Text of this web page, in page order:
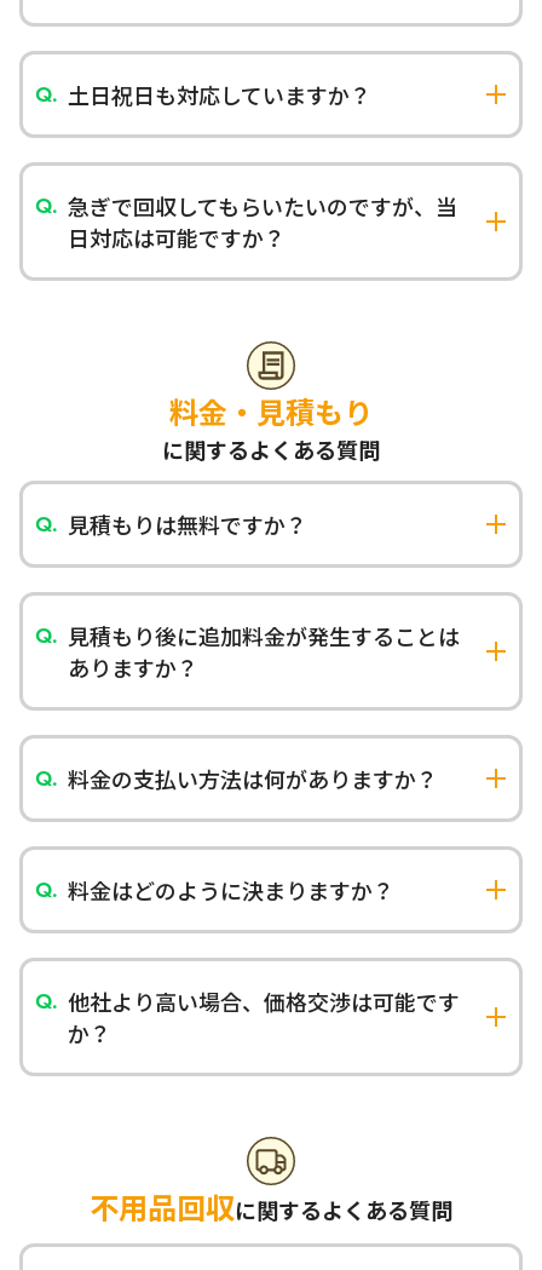
沖縄本島の全域を対応しております。即日で現場
に駆けつけることができる地域につきましては対
応エリアを限定しています。その他の地域につい
てはご相談ください。
土日祝日も対応していますか？
はい、土日祝日も営業しております。21時まで受
け付けており、年末年始を除き、年中無休で対応
いたします。
急ぎで回収してもらいたいのですが、当
日対応は可能ですか？
はい、最短即日対応可能です。急な引越し・退
お電話でご相談ください。
料金・見積もり
に関するよくある質問
見積もりは無料ですか？
はい、お見積もりは完全無料です。出張費も一切
かかりません。
見積もり後に追加料金が発生することは
ありますか？
基本的にありません。事前にご提示したお見積も
り金額がすべてです。作業内容に変更がない限り、
見積もり後の追加料金は一切発生いたしません。
料金の支払い方法は何がありますか？
現金、各種クレジットカード、銀行振込に対応し
ております。法人のお客様は請求書払いも可能で
す。
料金はどのように決まりますか？
回収する不用品の量、種類、作業時間、階段作業
の有無、搬出の難易度などを総合的に判断して料
金を算出いたします。軽トラプランは14,800円
～、2tトラックプランは39,800円～となっており
ます。
他社より高い場合、価格交渉は可能です
か？
他社様のお見積もり内容を確認させていただき、
しておりますので、お気軽にご相談ください。
不用品回収に関するよくある質問